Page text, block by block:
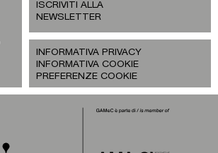
ISCRIVITI ALLA
NEWSLETTER
INFORMATIVA PRIVACY
INFORMATIVA COOKIE
PREFERENZE COOKIE